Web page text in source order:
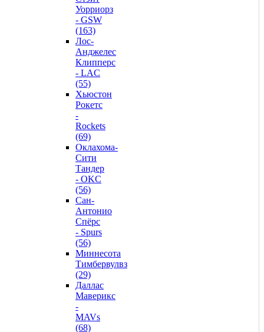
Уорриорз
- GSW
(163)
Лос-
Анджелес
Клипперс
- LAC
(55)
Хьюстон
Рокетс
-
Rockets
(69)
Оклахома-
Сити
Тандер
- OKC
(56)
Сан-
Антонио
Спёрс
- Spurs
(56)
Миннесота
Тимбервулвз
(29)
Даллас
Маверикс
-
MAVs
(68)